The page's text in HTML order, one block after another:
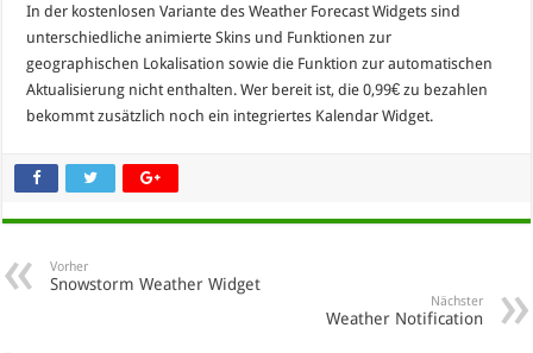
In der kostenlosen Variante des Weather Forecast Widgets sind
unterschiedliche animierte Skins und Funktionen zur
geographischen Lokalisation sowie die Funktion zur automatischen
Aktualisierung nicht enthalten. Wer bereit ist, die 0,99€ zu bezahlen
bekommt zusätzlich noch ein integriertes Kalendar Widget.
Vorher
Snowstorm Weather Widget
Nächster
Weather Notification